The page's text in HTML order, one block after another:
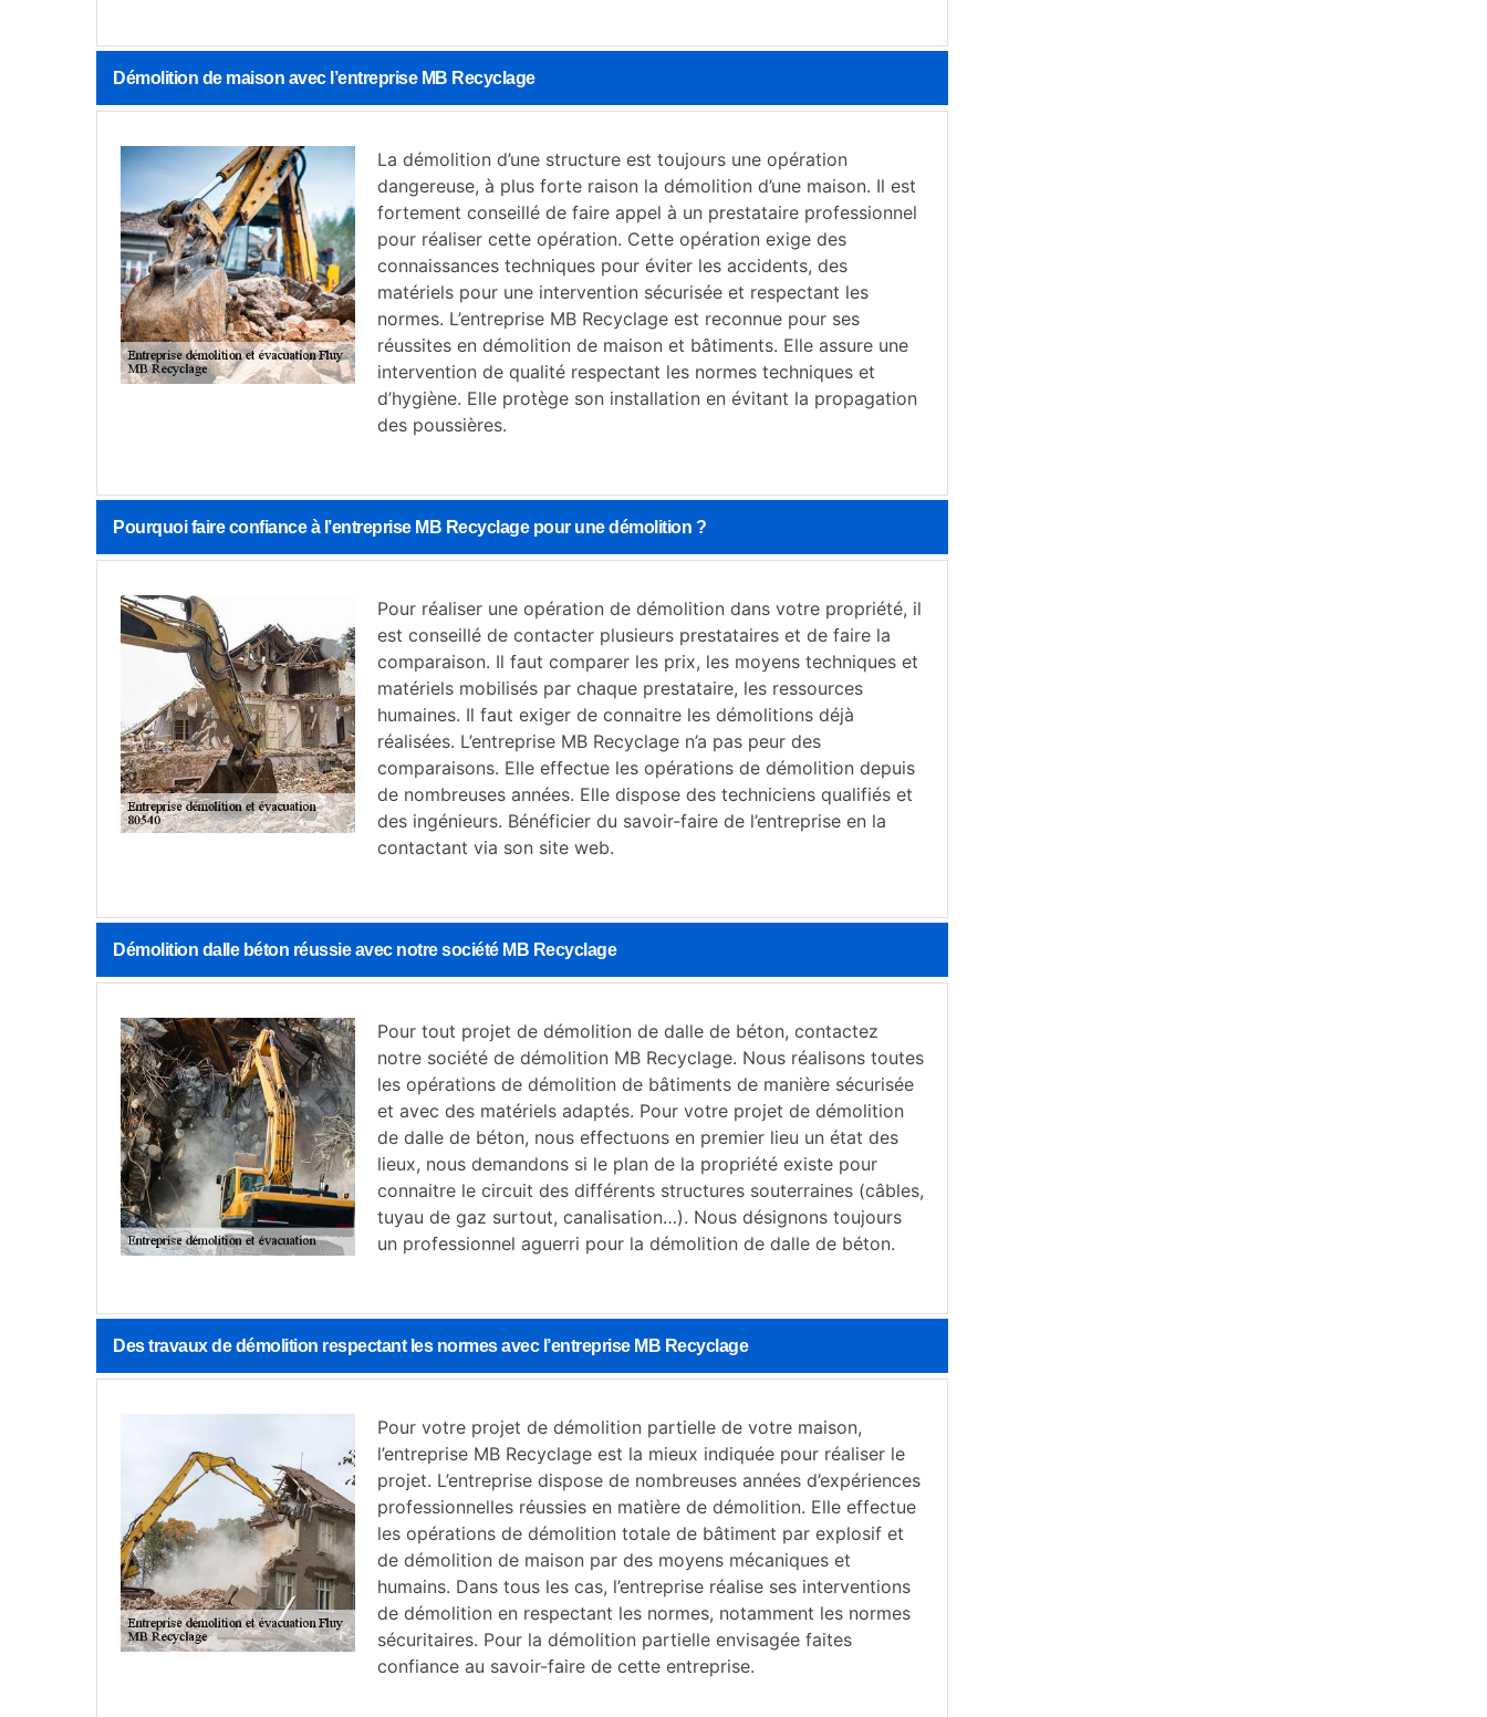
Démolition de maison avec l’entreprise MB Recyclage
La démolition d’une structure est toujours une opération
dangereuse, à plus forte raison la démolition d’une maison. Il est
fortement conseillé de faire appel à un prestataire professionnel
pour réaliser cette opération. Cette opération exige des
connaissances techniques pour éviter les accidents, des
matériels pour une intervention sécurisée et respectant les
normes. L’entreprise MB Recyclage est reconnue pour ses
réussites en démolition de maison et bâtiments. Elle assure une
intervention de qualité respectant les normes techniques et
d’hygiène. Elle protège son installation en évitant la propagation
des poussières.
Pourquoi faire confiance à l’entreprise MB Recyclage pour une démolition ?
Pour réaliser une opération de démolition dans votre propriété, il
est conseillé de contacter plusieurs prestataires et de faire la
comparaison. Il faut comparer les prix, les moyens techniques et
matériels mobilisés par chaque prestataire, les ressources
humaines. Il faut exiger de connaitre les démolitions déjà
réalisées. L’entreprise MB Recyclage n’a pas peur des
comparaisons. Elle effectue les opérations de démolition depuis
de nombreuses années. Elle dispose des techniciens qualifiés et
des ingénieurs. Bénéficier du savoir-faire de l’entreprise en la
contactant via son site web.
Démolition dalle béton réussie avec notre société MB Recyclage
Pour tout projet de démolition de dalle de béton, contactez
notre société de démolition MB Recyclage. Nous réalisons toutes
les opérations de démolition de bâtiments de manière sécurisée
et avec des matériels adaptés. Pour votre projet de démolition
de dalle de béton, nous effectuons en premier lieu un état des
lieux, nous demandons si le plan de la propriété existe pour
connaitre le circuit des différents structures souterraines (câbles,
tuyau de gaz surtout, canalisation…). Nous désignons toujours
un professionnel aguerri pour la démolition de dalle de béton.
Des travaux de démolition respectant les normes avec l’entreprise MB Recyclage
Pour votre projet de démolition partielle de votre maison,
l’entreprise MB Recyclage est la mieux indiquée pour réaliser le
projet. L’entreprise dispose de nombreuses années d’expériences
professionnelles réussies en matière de démolition. Elle effectue
les opérations de démolition totale de bâtiment par explosif et
de démolition de maison par des moyens mécaniques et
humains. Dans tous les cas, l’entreprise réalise ses interventions
de démolition en respectant les normes, notamment les normes
sécuritaires. Pour la démolition partielle envisagée faites
confiance au savoir-faire de cette entreprise.